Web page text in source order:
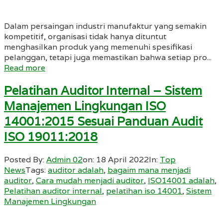
Dalam persaingan industri manufaktur yang semakin
kompetitif, organisasi tidak hanya dituntut
menghasilkan produk yang memenuhi spesifikasi
pelanggan, tetapi juga memastikan bahwa setiap pro...
Read more
Pelatihan Auditor Internal – Sistem
Manajemen Lingkungan ISO
14001:2015 Sesuai Panduan Audit
ISO 19011:2018
Posted By:Admin 02on: 18 April 2022In: Top
NewsTags:auditor adalah, bagaim mana menjadi
auditor,Cara mudah menjadi auditor, ISO14001 adalah,
Pelatihan auditor internal, pelatihan iso 14001,Sistem
Manajemen Lingkungan